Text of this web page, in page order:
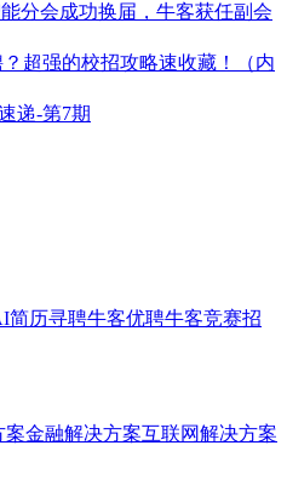
分会成功换届，牛客获任副会
超强的校招攻略速收藏！（内
递-第7期
简历寻聘牛客优聘牛客竞赛招
案金融解决方案互联网解决方案